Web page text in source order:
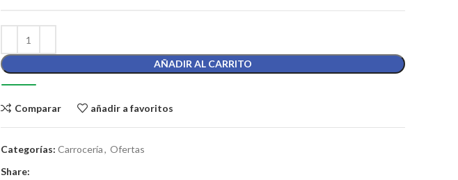
AÑADIR AL CARRITO
Comparar añadir a favoritos
Categorías: Carrocería, Ofertas
Share: